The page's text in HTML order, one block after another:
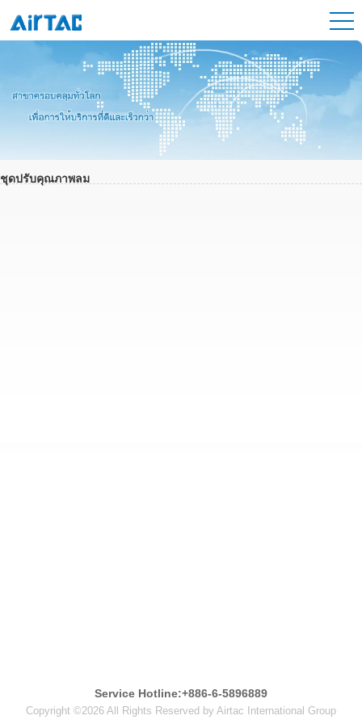
ชุดปรับคุณภาพลม
Service Hotline:+886-6-5896889
Copyright ©2026 All Rights Reserved by Airtac International Group